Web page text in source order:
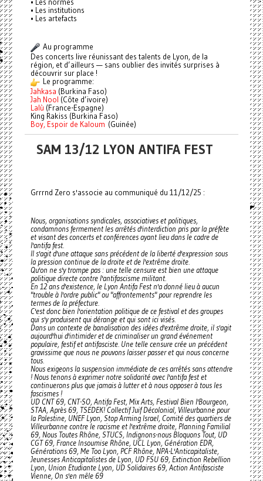
• Les institutions
• Les artefacts
Au programme
Des concerts live réunissant des talents de Lyon, de la
région, et d’ailleurs — sans oublier des invités surprises à
découvrir sur place !
Le programme:
Jahkasa (Burkina Faso)
Jah Nool (Côte d’ivoire)
Lalù (France-Espagne)
King Rakiss (Burkina Faso)
Boy, Espoir de Kaloum (Guinée)
SAM 13/12 LYON ANTIFA FEST
Grrrnd Zero s'associe au communiqué du 11/12/25 :
Nous, organisations syndicales, associatives et politiques,
condamnons fermement les arrêtés d'interdiction pris par la préfète
et visant des concerts et conférences ayant lieu dans le cadre de
l'antifa fest.
Il s'agit d'une attaque sans précédent de la liberté d'expression sous
la pression continue de la droite et de l'extrême droite.
Qu'on ne s'y trompe pas : une telle censure est bien une attaque
politique directe contre l'antifascisme militant.
En 12 ans d'existence, le Lyon Antifa Fest n'a donné lieu à aucun
"trouble à l'ordre public" ou "affrontements" pour reprendre les
termes de la préfecture.
C'est donc bien l'orientation politique de ce festival et des groupes
qui s'y produisent qui dérange et qui sont ici visés.
Dans un contexte de banalisation des idées d'extrême droite, il s'agit
aujourd'hui d'intimider et de criminaliser un grand événement
populaire, festif et antifasciste. Une telle censure crée un précédent
gravissime que nous ne pouvons laisser passer et qui nous concerne
tous.
Nous exigeons la suspension immédiate de ces arrêtés sans attendre
! Nous tenons à exprimer notre solidarité avec l'antifa fest et
continuerons plus que jamais à lutter et à nous opposer à tous les
fascismes !
UD CNT 69, CNT-SO, Antifa Fest, Mix Arts, Festival Bien I'Bourgeon,
STAA, Après 69, TSEDEK! Collectif Juif Décolonial, Villeurbanne pour
la Palestine, UNEF Lyon, Stop Arming Israel, Comité des quartiers de
Villeurbanne contre le racisme et l'extrême droite, Planning Familial
69, Nous Toutes Rhône, STUCS, Indignons-nous Bloquons Tout, UD
CGT 69, France Insoumise Rhône, UCL Lyon, Génération EDR,
Générations 69, Me Too Lyon, PCF Rhône, NPA-L'Anticapitaliste,
Jeunesses Anticapitalistes de Lyon, UD FSU 69, Extinction Rebellion
Lyon, Union Etudiante Lyon, UD Solidaires 69, Action Antifasciste
Vienne, On s'en mêle 69